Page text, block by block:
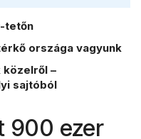
tetőn
országa vagyunk
közelről –
sajtóból
900 ezer